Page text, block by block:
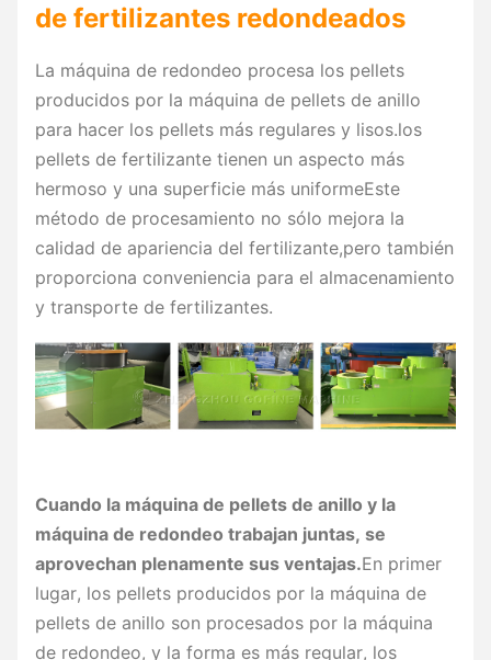
de fertilizantes redondeados
La máquina de redondeo procesa los pellets
producidos por la máquina de pellets de anillo
para hacer los pellets más regulares y lisos.los
pellets de fertilizante tienen un aspecto más
hermoso y una superficie más uniformeEste
método de procesamiento no sólo mejora la
calidad de apariencia del fertilizante,pero también
proporciona conveniencia para el almacenamiento
y transporte de fertilizantes.
Cuando la máquina de pellets de anillo y la
máquina de redondeo trabajan juntas, se
aprovechan plenamente sus ventajas.En primer
lugar, los pellets producidos por la máquina de
pellets de anillo son procesados por la máquina
de redondeo, y la forma es más regular, los